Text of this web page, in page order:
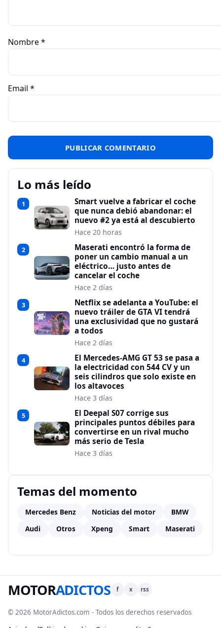
Nombre*
Email *
Lo más leído
1
Smart vuelve a fabricar el coche
que nunca debió abandonar: el
nuevo #2 ya está al descubierto
Hace 20 horas
2
Maserati encontró la forma de
poner un cambio manual a un
eléctrico… justo antes de
cancelar el coche
Hace 2 días
3
Netflix se adelanta a YouTube: el
nuevo tráiler de GTA VI tendrá
una exclusividad que no gustará
a todos
Hace 2 días
4
El Mercedes-AMG GT 53 se pasa a
la electricidad con 544 CV y un
seis cilindros que solo existe en
los altavoces
Hace 3 días
5
El Deepal S07 corrige sus
principales puntos débiles para
convertirse en un rival mucho
más serio de Tesla
Hace 3 días
Temas del momento
Mercedes Benz Noticias del motor
BMW
Audi
Otros Xpeng Smart Maserati
MOTORADICTOS f x rss
© 2026 MotorAdictos.com - Todos los derechos reservados